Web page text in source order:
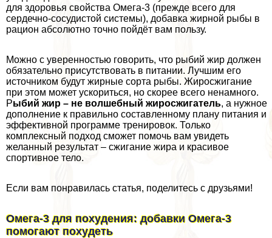
для здоровья свойства Омега-3 (прежде всего для
сердечно-сосудистой системы), добавка жирной рыбы в
рацион абсолютно точно пойдёт вам пользу.
Можно с уверенностью говорить, что рыбий жир должен
обязательно присутствовать в питании. Лучшим его
источником будут жирные сорта рыбы. Жиросжигание
при этом может ускориться, но скорее всего ненамного.
Рыбий жир – не волшебный жиросжигатель, а нужное
дополнение к правильно составленному плану питания и
эффективной программе тренировок. Только
комплексный подход сможет помочь вам увидеть
желанный результат – сжигание жира и красивое
спортивное тело.
Если вам понравилась статья, поделитесь с друзьями!
Омега-3 для похудения: добавки Омега-3
помогают похудеть